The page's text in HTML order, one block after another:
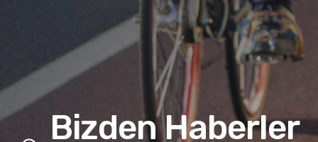
Bizden Haberler